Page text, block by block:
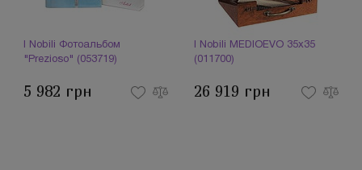
I Nobili Фотоальбом
"Prezioso" (053719)
5 982 грн
I Nobili MEDIOEVO 35х35
(011700)
26 919 грн